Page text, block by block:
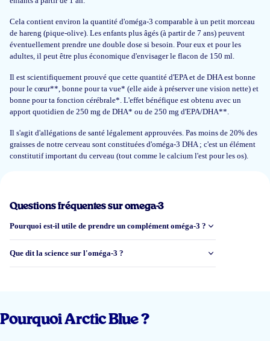
Cela contient environ la quantité d'oméga-3 comparable à un petit morceau
de hareng (pique-olive). Les enfants plus âgés (à partir de 7 ans) peuvent
éventuellement prendre une double dose si besoin. Pour eux et pour les
adultes, il peut être plus économique d'envisager le flacon de 150 ml.
Il est scientifiquement prouvé que cette quantité d'EPA et de DHA est bonne
pour le cœur**, bonne pour ta vue* (elle aide à préserver une vision nette) et
bonne pour ta fonction cérébrale*. L'effet bénéfique est obtenu avec un
apport quotidien de 250 mg de DHA* ou de 250 mg d'EPA/DHA**.
Il s'agit d'allégations de santé légalement approuvées. Pas moins de 20% des
graisses de notre cerveau sont constituées d'oméga-3 DHA ; c'est un élément
constitutif important du cerveau (tout comme le calcium l'est pour les os).
Questions fréquentes sur omega-3
Pourquoi est-il utile de prendre un complément oméga-3 ?
Que dit la science sur l'oméga-3 ?
Pourquoi Arctic Blue ?